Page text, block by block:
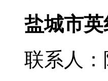
盐城市
联系人：